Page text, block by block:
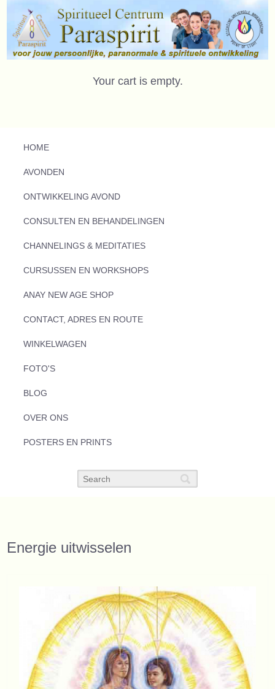
Your cart is empty.
HOME
AVONDEN
ONTWIKKELING AVOND
CONSULTEN EN BEHANDELINGEN
CHANNELINGS & MEDITATIES
CURSUSSEN EN WORKSHOPS
ANAY NEW AGE SHOP
CONTACT, ADRES EN ROUTE
WINKELWAGEN
FOTO'S
BLOG
OVER ONS
POSTERS EN PRINTS
Energie uitwisselen